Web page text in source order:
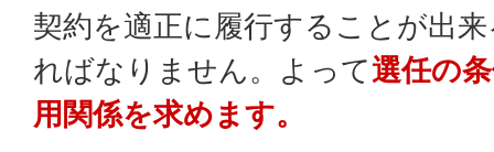
契約を適正に履行することが出
ればなりません。よって選任の
用関係を求めます。